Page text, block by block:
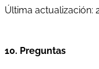
Última actualización:
10. Preguntas